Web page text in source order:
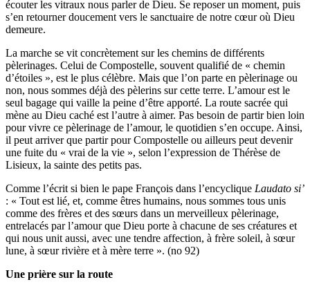
écouter les vitraux nous parler de Dieu. Se reposer un moment, puis
s’en retourner doucement vers le sanctuaire de notre cœur où Dieu
demeure.
La marche se vit concrètement sur les chemins de différents
pèlerinages. Celui de Compostelle, souvent qualifié de « chemin
d’étoiles », est le plus célèbre. Mais que l’on parte en pèlerinage ou
non, nous sommes déjà des pèlerins sur cette terre. L’amour est le
seul bagage qui vaille la peine d’être apporté. La route sacrée qui
mène au Dieu caché est l’autre à aimer. Pas besoin de partir bien loin
pour vivre ce pèlerinage de l’amour, le quotidien s’en occupe. Ainsi,
il peut arriver que partir pour Compostelle ou ailleurs peut devenir
une fuite du « vrai de la vie », selon l’expression de Thérèse de
Lisieux, la sainte des petits pas.
Comme l’écrit si bien le pape François dans l’encyclique Laudato si’
: « Tout est lié, et, comme êtres humains, nous sommes tous unis
comme des frères et des sœurs dans un merveilleux pèlerinage,
entrelacés par l’amour que Dieu porte à chacune de ses créatures et
qui nous unit aussi, avec une tendre affection, à frère soleil, à sœur
lune, à sœur rivière et à mère terre ». (no 92)
Une prière sur la route